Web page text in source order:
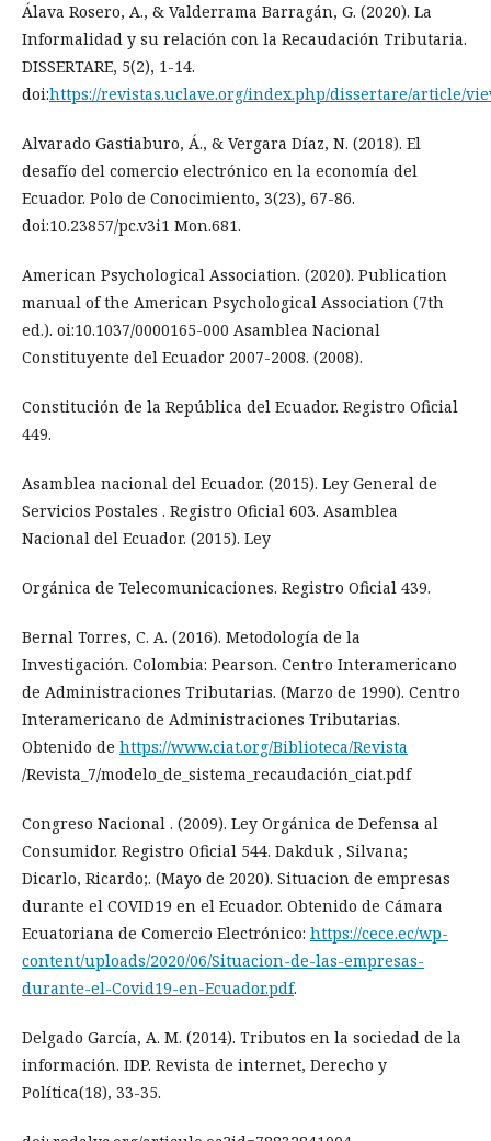
Álava Rosero, A., & Valderrama Barragán, G. (2020). La
Informalidad y su relación con la Recaudación Tributaria.
DISSERTARE, 5(2), 1-14.
doi:https://revistas.uclave.org/index.php/dissertare/article/
Alvarado Gastiaburo, Á., & Vergara Díaz, N. (2018). El
desafío del comercio electrónico en la economía del
Ecuador. Polo de Conocimiento, 3(23), 67-86.
doi:10.23857/pc.v3i1 Mon.681.
American Psychological Association. (2020). Publication
manual of the American Psychological Association (7th
ed.). oi:10.1037/0000165-000 Asamblea Nacional
Constituyente del Ecuador 2007-2008. (2008).
Constitución de la República del Ecuador. Registro Oficial
449.
Asamblea nacional del Ecuador. (2015). Ley General de
Servicios Postales . Registro Oficial 603. Asamblea
Nacional del Ecuador. (2015). Ley
Orgánica de Telecomunicaciones. Registro Oficial 439.
Bernal Torres, C. A. (2016). Metodología de la
Investigación. Colombia: Pearson. Centro Interamericano
de Administraciones Tributarias. (Marzo de 1990). Centro
Interamericano de Administraciones Tributarias.
Obtenido de https://www.ciat.org/Biblioteca/Revista
/Revista_7/modelo_de_sistema_recaudación_ciat.pdf
Congreso Nacional . (2009). Ley Orgánica de Defensa al
Consumidor. Registro Oficial 544. Dakduk , Silvana;
Dicarlo, Ricardo;. (Mayo de 2020). Situacion de empresas
durante el COVID19 en el Ecuador. Obtenido de Cámara
Ecuatoriana de Comercio Electrónico: https://cece.ec/wp-
content/uploads/2020/06/Situacion-de-las-empresas-
durante-el-Covid19-en-Ecuador.pdf.
Delgado García, A. M. (2014). Tributos en la sociedad de la
información. IDP. Revista de internet, Derecho y
Política(18), 33-35.